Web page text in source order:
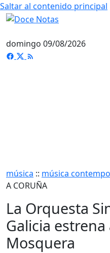
Saltar al contenido principal
domingo 09/08/2026
música :: música
A CORUÑA
La Orquesta
Galicia
Mosquera